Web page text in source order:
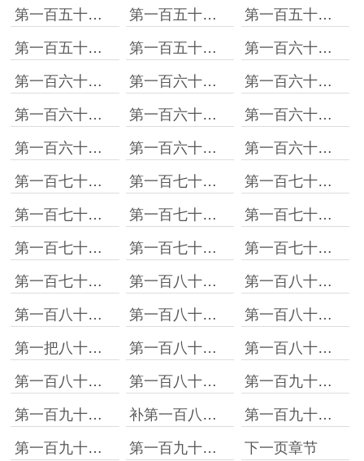
第一百五十四章：不好意思，不方便接电话 第一百五十五章：舔狗不得house！ 第一百五十六章：我若为医！
第一百五十七章：天大的讽刺 第一百五十九章：王级怪物 第一百六十章：陈沧牛逼！
第一百六十一章：房庸霖的技能库 第一百六十二章：转职以后的烦恼 第一百六十三章：袁帆的报复
第一百六十四章：一波三折 第一百六十五章：我下夜班了，不好意思 第一百六十六章：总编大人在上
第一百六十七章：想要医人，先要医己！ 第一百六十八章：房院长想见你！ 第一百六十九章：医德仁心考验任务！
第一百七十章：结局 第一百七十一章：拯救孩子！ 第一百七十二章：百无一用是石歧
第一百七十三章 ：忏悔是最无用的道歉 第一百七十四章：长大以后嫁给你！ 第一百七十五章：不要拆散我们
第一百七十六章：没错！就是陈沧！ 第一百七十七章：我上班呢……不方便吧？ 第一百七十八章：肝移植
第一百七十九章：我怀疑你们欺负我没文化 第一百八十章：我没钱 第一百八十一章：朱永旺的心愿任务
第一百八十二章：我可怜我牛逼 第一百八十三章：图穷匕见？ 第一百八十四章：孩子，爸爸只想做你的英雄！
第一把八十五章：找老师！ 第一百八十六章：隐藏职业 第一百八十七章：习得隆熊术，卖与富婆家！
第一百八十八章：医疗聚餐的背后 第一百八十九章：全凭感觉！ 第一百九十章：什么是艺术！
第一百九十一章：百万级别！ 补第一百八十九章内容 第一百九十二章：做一条能躺赢的咸鱼也挺好
第一百九十三章：逼格好高！ 第一百九十四章：陈沧牛逼！ 下一页章节